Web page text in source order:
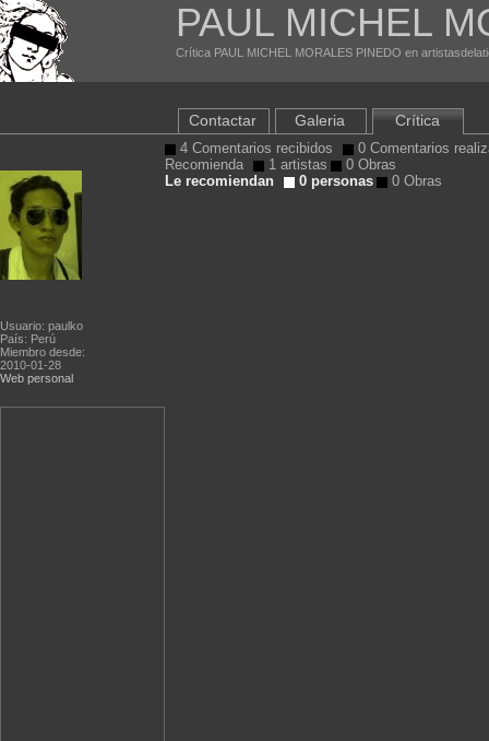
PAUL MICHEL
Crítica PAUL MICHEL MORALES PINEDO en
Usuario: paulko
País: Perú
Miembro desde:
2010-01-28
Web personal
Contactar Galeria Crítica
4 Comentarios recibidos
0 Comentarios
Recomienda
1 artistas
0 Obras
Le recomiendan
0 personas 0 Obras